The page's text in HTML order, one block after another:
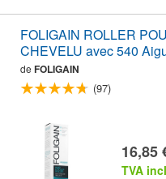
FOLIGAIN ROLLER
CHEVELU avec 540
de FOLIGAIN
(97)
16,85
TVA